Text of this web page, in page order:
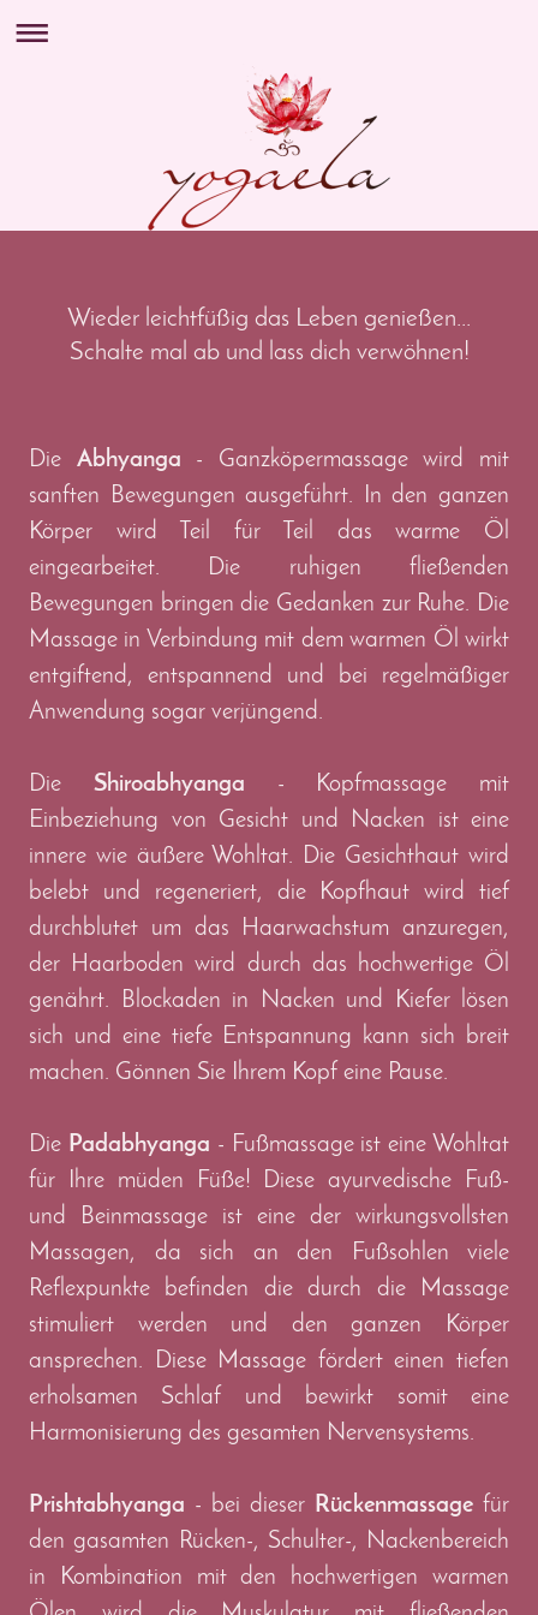
Wieder leichtfüßig das Leben genießen...
Schalte mal ab und lass dich verwöhnen!
Die Abhyanga - Ganzköpermassage wird mit
sanften Bewegungen ausgeführt. In den ganzen
Körper wird Teil für Teil das warme Öl
eingearbeitet. Die ruhigen fließenden
Bewegungen bringen die Gedanken zur Ruhe. Die
Massage in Verbindung mit dem warmen Öl wirkt
entgiftend, entspannend und bei regelmäßiger
Anwendung sogar verjüngend.
Die Shiroabhyanga - Kopfmassage mit
Einbeziehung von Gesicht und Nacken ist eine
innere wie äußere Wohltat. Die Gesichthaut wird
belebt und regeneriert, die Kopfhaut wird tief
durchblutet um das Haarwachstum anzuregen,
der Haarboden wird durch das hochwertige Öl
genährt. Blockaden in Nacken und Kiefer lösen
sich und eine tiefe Entspannung kann sich breit
machen. Gönnen Sie Ihrem Kopf eine Pause.
Die Padabhyanga - Fußmassage ist eine Wohltat
für Ihre müden Füße! Diese ayurvedische Fuß-
und Beinmassage ist eine der wirkungsvollsten
Massagen, da sich an den Fußsohlen viele
Reflexpunkte befinden die durch die Massage
stimuliert werden und den ganzen Körper
ansprechen. Diese Massage fördert einen tiefen
erholsamen Schlaf und bewirkt somit eine
Harmonisierung des gesamten Nervensystems.
Prishtabhyanga - bei dieser Rückenmassage für
den gasamten Rücken-, Schulter-, Nackenbereich
in Kombination mit den hochwertigen warmen